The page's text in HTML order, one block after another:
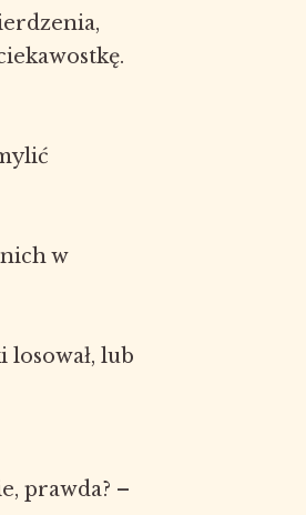
w
losował, lub
prawda? –